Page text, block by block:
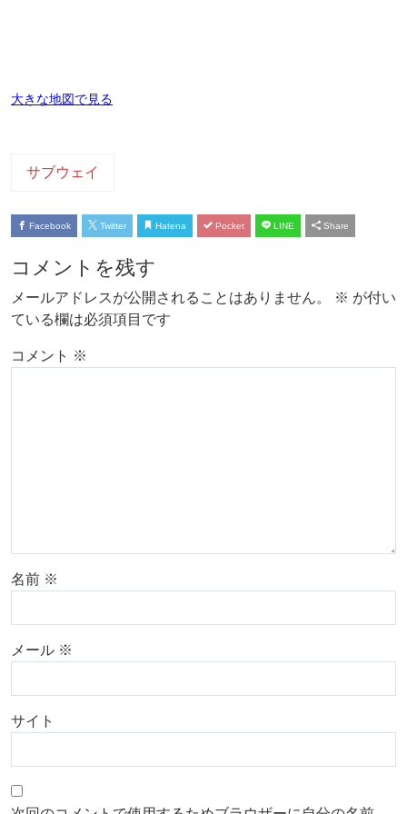
大きな地図で見る
サブウェイ
Facebook Twitter Hatena Pocket LINE Share
コメントを残す
メールアドレスが公開されることはありません。 ※ が付い
ている欄は必須項目です
コメント ※
名前 ※
メール ※
サイト